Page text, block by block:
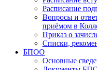
Расписание
Вопросы и
приёмом в
Приказ о
Списки,
БПОО
Основные